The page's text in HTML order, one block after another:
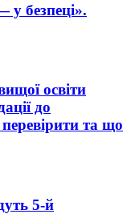
у безпеці».
освіти
до
та що
5-й